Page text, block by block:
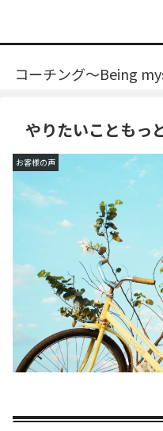
コーチング～Being
やりたいこともっ
お客様の声